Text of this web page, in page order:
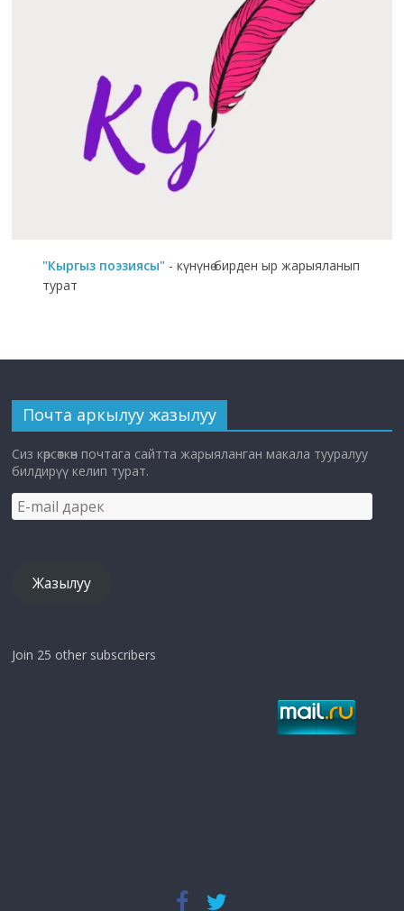
"Кыргыз поэзиясы" - күнүнө бирден ыр жарыяланып
турат
Почта аркылуу жазылуу
Сиз көрсөткөн почтага сайтта жарыяланган макала тууралуу
билдирүү келип турат.
E-
mail
Жазылуу
Join 25 other subscribers